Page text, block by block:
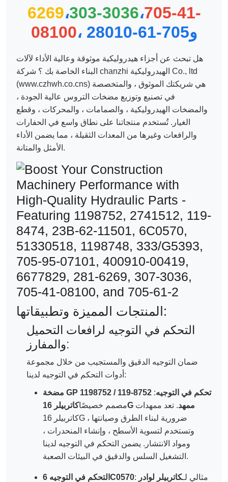
6269،303-3036،705-41-
08100
، و705-61-28010
هل تبحث عن أجزاء هيدروليكية موثوقة وعالية الأداء لآلات
البناء الخاصة بك ؟ شركة chanzhi الهيدروليكية Co., ltd
(www.czhwh.co.cns) هي شريكتك الموثوق ، والمتخصصة
في تصنيع وتوزيع مضخات التروس عالية الجودة ،
والمضخات الهيدروليكية ، والصمامات ، والمحركات ، وقطع
الغيار. تُستخدم منتجاتنا على نطاق واسع في الحفارات
والرافعات وغيرها من المعدات الثقيلة ، مما يضمن الأداء
الأمثل والمتانة.
المنتجات المميزة وتطبيقاتها:
التحكم في التوجيه لرافعات التحميل
والمفارز:
ضمان التوجيه الدقيق والمستجيب من خلال مجموعة
أدوات التحكم في التوجيه لدينا:
مضخة GP 1198752 / 119-8752 تحكم في التوجيه:
مصمم خصيصًا
كاتربيلر 16G ممهد. تعد ممهدات
كاتربيلر 16G ضرورية لبناء الطرق وصيانتها ،
وتستخدم لتسوية الأسطح ، وإنشاء المنحدرات ،
ومواد الانتشار. يضمن التحكم في التوجيه لدينا
التشغيل السلس والدقيق في البيئات الصعبة.
التحكم في التوجيه 6C0570 : مثالي لـكاتربيلر لوادر